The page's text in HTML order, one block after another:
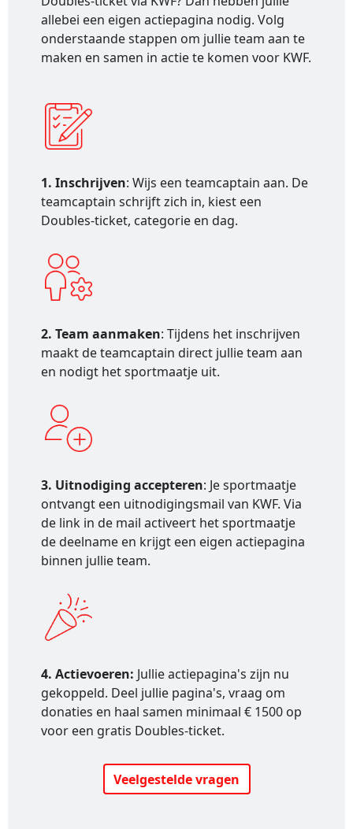
allebei een eigen actiepagina nodig. Volg
onderstaande stappen om jullie team aan te
maken en samen in actie te komen voor KWF.
1. Inschrijven: Wijs een teamcaptain aan. De
teamcaptain schrijft zich in, kiest een
Doubles-ticket, categorie en dag.
2. Team aanmaken: Tijdens het inschrijven
maakt de teamcaptain direct jullie team aan
en nodigt het sportmaatje uit.
3. Uitnodiging accepteren: Je sportmaatje
ontvangt een uitnodigingsmail van KWF. Via
de link in de mail activeert het sportmaatje
de deelname en krijgt een eigen actiepagina
binnen jullie team.
4. Actievoeren: Jullie actiepagina's zijn nu
gekoppeld. Deel jullie pagina's, vraag om
donaties en haal samen minimaal € 1500 op
voor een gratis Doubles-ticket.
Veelgestelde vragen